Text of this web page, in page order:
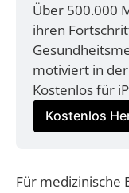
Über 500.000
ihren
motiviert in
Kostenlos für
Kostenlos
Für medizinische